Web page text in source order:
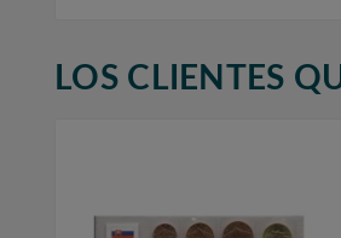
LOS CLIENTES